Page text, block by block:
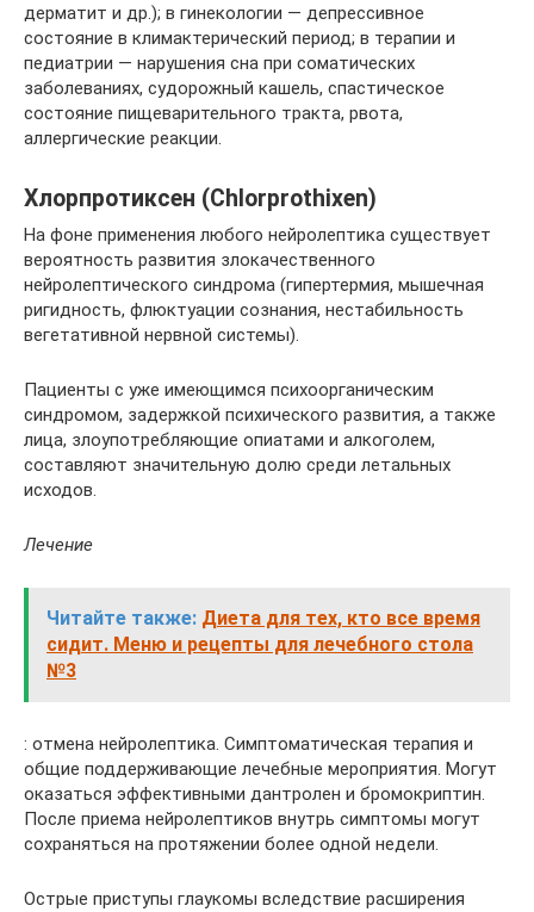
дерматит и др.); в гинекологии — депрессивное
состояние в климактерический период; в терапии и
педиатрии — нарушения сна при соматических
заболеваниях, судорожный кашель, спастическое
состояние пищеварительного тракта, рвота,
аллергические реакции.
Хлорпротиксен (Chlorprothixen)
На фоне применения любого нейролептика существует
вероятность развития злокачественного
нейролептического синдрома (гипертермия, мышечная
ригидность, флюктуации сознания, нестабильность
вегетативной нервной системы).
Пациенты с уже имеющимся психоорганическим
синдромом, задержкой психического развития, а также
лица, злоупотребляющие опиатами и алкоголем,
составляют значительную долю среди летальных
исходов.
Лечение
Читайте также: Диета для тех, кто все время
сидит. Меню и рецепты для лечебного стола
№3
: отмена нейролептика. Симптоматическая терапия и
общие поддерживающие лечебные мероприятия. Могут
оказаться эффективными дантролен и бромокриптин.
После приема нейролептиков внутрь симптомы могут
сохраняться на протяжении более одной недели.
Острые приступы глаукомы вследствие расширения